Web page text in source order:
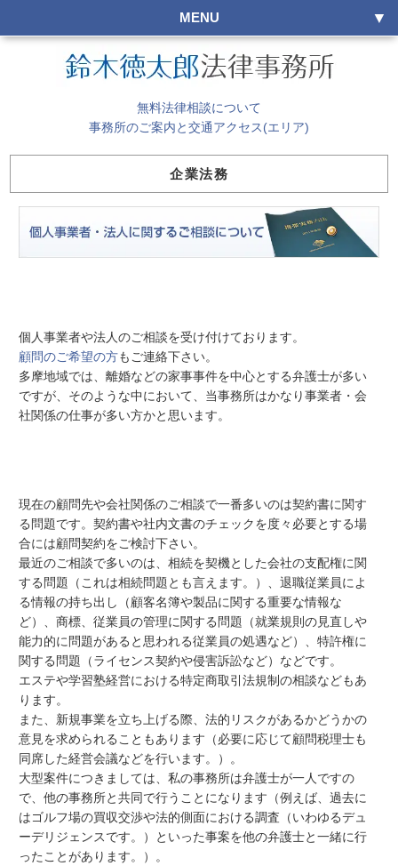
無料法律相談について
事務所のご案内と交通アクセス(エリア)
MENU
企業法務
個人事業者や法人のご相談を受け付けております。
顧問のご希望の方もご連絡下さい。
多摩地域では、離婚などの家事事件を中心とする弁護士が多い
ですが、そのような中において、当事務所はかなり事業者・会
社関係の仕事が多い方かと思います。
現在の顧問先や会社関係のご相談で一番多いのは契約書に関す
る問題です。契約書や社内文書のチェックを度々必要とする場
合には顧問契約をご検討下さい。
最近のご相談で多いのは、相続を契機とした会社の支配権に関
する問題（これは相続問題とも言えます。）、退職従業員によ
る情報の持ち出し（顧客名簿や製品に関する重要な情報な
ど）、商標、従業員の管理に関する問題（就業規則の見直しや
能力的に問題があると思われる従業員の処遇など）、特許権に
関する問題（ライセンス契約や侵害訴訟など）などです。
エステや学習塾経営における特定商取引法規制の相談などもあ
ります。
また、新規事業を立ち上げる際、法的リスクがあるかどうかの
意見を求められることもあります（必要に応じて顧問税理士も
同席した経営会議などを行います。）。
大型案件につきましては、私の事務所は弁護士が一人ですの
で、他の事務所と共同で行うことになります（例えば、過去に
はゴルフ場の買収交渉や法的側面における調査（いわゆるデュ
ーデリジェンスです。）といった事案を他の弁護士と一緒に行
ったことがあります。）。